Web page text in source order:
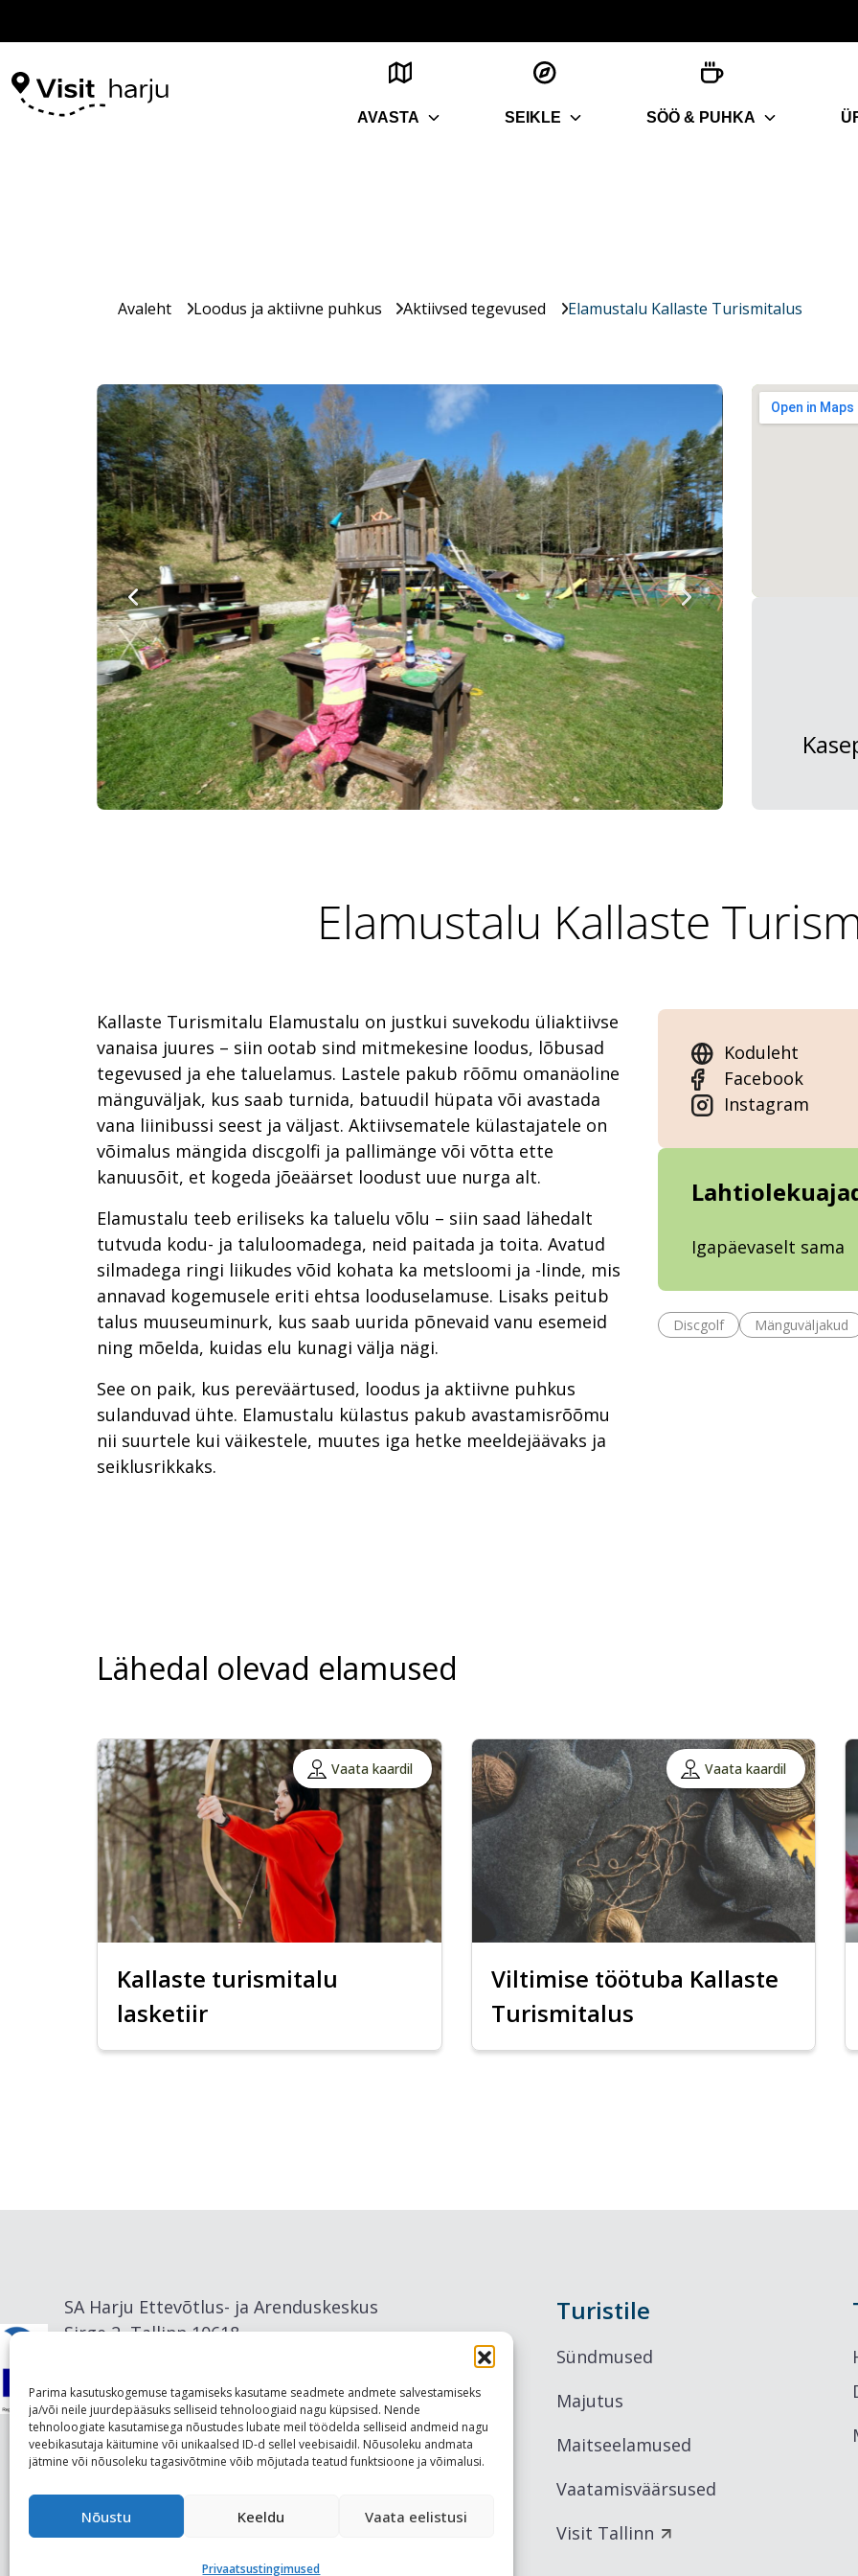
Parima kasutuskogemuse tagamiseks kasutame seadmete andmete salvestamiseks
ja/või neile juurdepääsuks selliseid tehnoloogiaid nagu küpsised. Nende
tehnoloogiate kasutamisega nõustudes lubate meil töödelda selliseid andmeid nagu
veebikasutaja käitumine või unikaalsed ID-d sellel veebisaidil. Nõusoleku andmata
jätmine või nõusoleku tagasivõtmine võib mõjutada teatud funktsioone ja võimalusi.
Nõustu Keeldu Vaata eelistusi
Privaatsustingimused
AVASTA SEIKLE SÖÖ & PUHKA
Avaleht Loodus ja aktiivne puhkus Aktiivsed tegevused Elamustalu Kallaste Turismitalus
Elamustalu Kallaste
Kallaste Turismitalu Elamustalu on justkui suvekodu üliaktiivse
vanaisa juures – siin ootab sind mitmekesine loodus, lõbusad
tegevused ja ehe taluelamus. Lastele pakub rõõmu omanäoline
mänguväljak, kus saab turnida, batuudil hüpata või avastada
vana liinibussi seest ja väljast. Aktiivsematele külastajatele on
võimalus mängida discgolfi ja pallimänge või võtta ette
kanuusõit, et kogeda jõeäärset loodust uue nurga alt.
Elamustalu teeb eriliseks ka taluelu võlu – siin saad lähedalt
tutvuda kodu- ja taluloomadega, neid paitada ja toita. Avatud
silmadega ringi liikudes võid kohata ka metsloomi ja -linde, mis
annavad kogemusele eriti ehtsa looduselamuse. Lisaks peitub
talus muuseuminurk, kus saab uurida põnevaid vanu esemeid
ning mõelda, kuidas elu kunagi välja nägi.
See on paik, kus pereväärtused, loodus ja aktiivne puhkus
sulanduvad ühte. Elamustalu külastus pakub avastamisrõõmu
nii suurtele kui väikestele, muutes iga hetke meeldejäävaks ja
seiklusrikkaks.
Koduleht
Facebook
Instagram
Igapäevaselt sama
Discgolf Mänguväljakud
Lähedal olevad elamused
Vaata kaardil
Kallaste turismitalu
lasketiir
Vaata kaardil
Viltimise töötuba Kallaste
Turismitalus
SA Harju Ettevõtlus- ja Arenduskeskus
Sirge 2, Tallinn 10618
Turistile
Sündmused
Majutus
Maitseelamused
Vaatamisväärsused
Visit Tallinn